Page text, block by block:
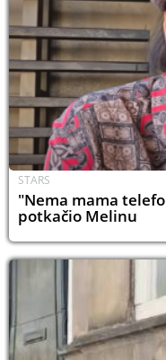
STARS
"Nema mama
potkačio Melinu